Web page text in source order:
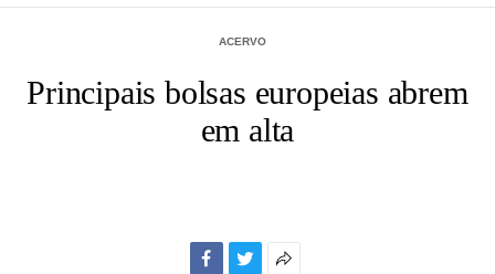
ACERVO
Principais bolsas europeias abrem
em alta